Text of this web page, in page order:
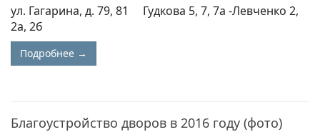
ул. Гагарина, д. 79, 81 Гудкова 5, 7, 7а -Левченко 2,
2а, 2б
Подробнее →
Благоустройство дворов в 2016 году (фото)